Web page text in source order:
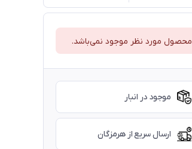
محصول مورد نظر موجود نمی‌باشد.
موجود در انبار
ارسال سریع از هرمزگان